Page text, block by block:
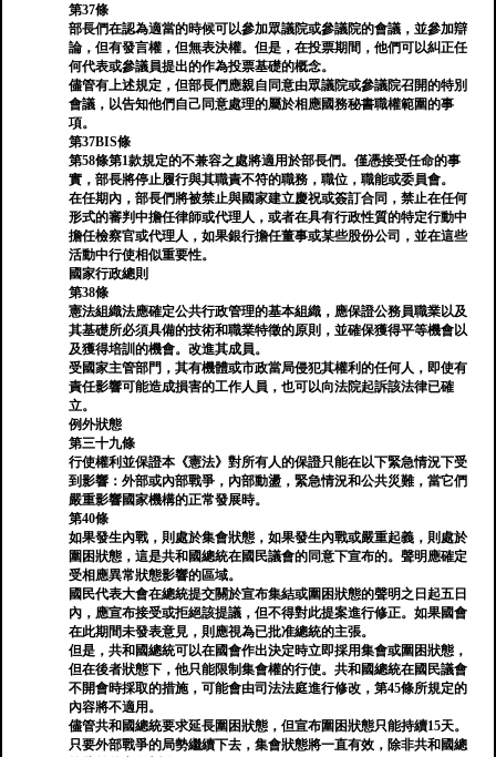
第37條
部長們在認為適當的時候可以參加眾議院或參議院的會議，並參加辯
論，但有發言權，但無表決權。但是，在投票期間，他們可以糾正任
何代表或參議員提出的作為投票基礎的概念。
儘管有上述規定，但部長們應親自同意由眾議院或參議院召開的特別
會議，以告知他們自己同意處理的屬於相應國務秘書職權範圍的事
項。
第37BIS條
第58條第1款規定的不兼容之處將適用於部長們。僅憑接受任命的事
實，部長將停止履行與其職責不符的職務，職位，職能或委員會。
在任期內，部長們將被禁止與國家建立慶祝或簽訂合同，禁止在任何
形式的審判中擔任律師或代理人，或者在具有行政性質的特定行動中
擔任檢察官或代理人，如果銀行擔任董事或某些股份公司，並在這些
活動中行使相似重要性。
國家行政總則
第38條
憲法組織法應確定公共行政管理的基本組織，應保證公務員職業以及
其基礎所必須具備的技術和職業特徵的原則，並確保獲得平等機會以
及獲得培訓的機會。改進其成員。
受國家主管部門，其有機體或市政當局侵犯其權利的任何人，即使有
責任影響可能造成損害的工作人員，也可以向法院起訴該法律已確
立。
例外狀態
第三十九條
行使權利並保證本《憲法》對所有人的保證只能在以下緊急情況下受
到影響：外部或內部戰爭，內部動盪，緊急情況和公共災難，當它們
嚴重影響國家機構的正常發展時。
第40條
如果發生內戰，則處於集會狀態，如果發生內戰或嚴重起義，則處於
圍困狀態，這是共和國總統在國民議會的同意下宣布的。聲明應確定
受相應異常狀態影響的區域。
國民代表大會在總統提交關於宣布集結或圍困狀態的聲明之日起五日
內，應宣布接受或拒絕該提議，但不得對此提案進行修正。如果國會
在此期間未發表意見，則應視為已批准總統的主張。
但是，共和國總統可以在國會作出決定時立即採用集會或圍困狀態，
但在後者狀態下，他只能限制集會權的行使。共和國總統在國民議會
不開會時採取的措施，可能會由司法法庭進行修改，第45條所規定的
內容將不適用。
儘管共和國總統要求延長圍困狀態，但宣布圍困狀態只能持續15天。
只要外部戰爭的局勢繼續下去，集會狀態將一直有效，除非共和國總